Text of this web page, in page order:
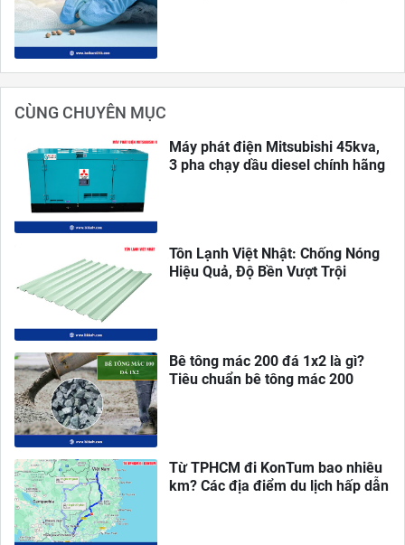
CÙNG CHUYÊN MỤC
Máy phát điện Mitsubishi 45kva,
3 pha chạy dầu diesel chính hãng
Tôn Lạnh Việt Nhật: Chống Nóng
Hiệu Quả, Độ Bền Vượt Trội
Bê tông mác 200 đá 1x2 là gì?
Tiêu chuẩn bê tông mác 200
Từ TPHCM đi KonTum bao nhiêu
km? Các địa điểm du lịch hấp dẫn